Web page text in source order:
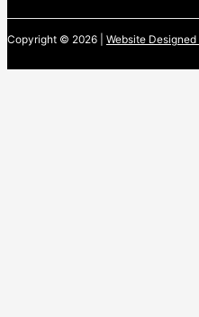
Copyright © 2026 | Website Designed